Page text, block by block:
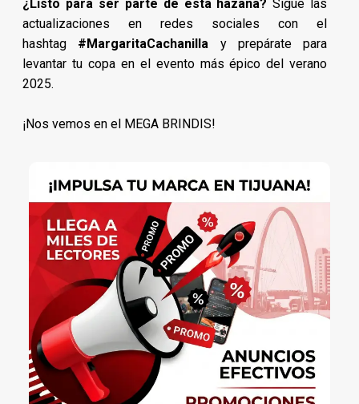
¿Listo para ser parte de esta hazaña? Sigue las
actualizaciones en redes sociales con el
hashtag #MargaritaCachanilla y prepárate para
levantar tu copa en el evento más épico del verano
2025.
¡Nos vemos en el MEGA BRINDIS!